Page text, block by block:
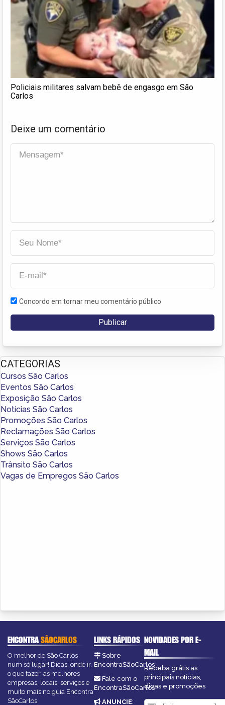
Policiais militares salvam bebê de engasgo em São
Carlos
Deixe um comentário
Concordo em tornar meu comentário público
CATEGORIAS
Cursos São Carlos
Eventos São Carlos
Exposição São Carlos
Notícias São Carlos
Promoções São Carlos
Reclamações São Carlos
Serviços São Carlos
Shows São Carlos
Trânsito São Carlos
Vagas de Empregos São Carlos
ENCONTRASÃOCARLOS
O melhor de São Carlos
num só lugar! Dicas, onde ir,
o que fazer, as melhores
empresas, locais, serviços e
muito mais no guia Encontra
SãoCarlos.
LINKS RÁPIDOS
Sobre
EncontraSãoCarlos
Fale com o
EncontraSãoCarlos
ANUNCIE:
NOVIDADES POR E-
MAIL
Receba grátis as
principais notícias,
dicas e promoções